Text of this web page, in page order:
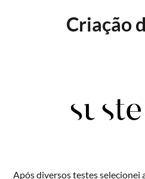
Criação
Após diversos testes selecionei